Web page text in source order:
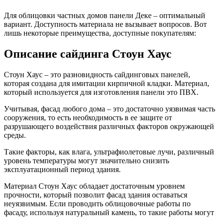
Для облицовки частных домов панели Деке – оптимальный
вариант. Доступность материала не вызывает вопросов. Вот
лишь некоторые преимущества, доступные покупателям:
Описание сайдинга Стоун Хаус
Стоун Хаус – это разновидность сайдинговых панелей,
которая создана для имитации кирпичной кладки. Материал,
который используется для изготовления панели это ПВХ.
Учитывая, фасад любого дома – это достаточно уязвимая часть
сооружения, то есть необходимость в ее защите от
разрушающего воздействия различных факторов окружающей
среды.
Такие факторы, как влага, ультрафиолетовые лучи, различный
уровень температуры могут значительно снизить
эксплуатационный период здания.
Материал Стоун Хаус обладает достаточным уровнем
прочности, который позволит фасад здания оставаться
неуязвимым. Если проводить облицовочные работы по
фасаду, используя натуральный камень, то такие работы могут